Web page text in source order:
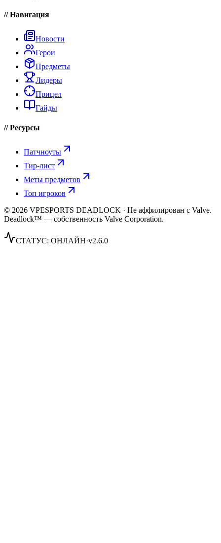
// Навигация
Новости
Герои
Предметы
Лидеры
Прицел
Гайды
// Ресурсы
Патчноуты
Тир-лист
Меты предметов
Топ игроков
© 2026 VPESPORTS DEADLOCK · Не аффилирован с Valve.
Deadlock™ — собственность Valve Corporation.
СТАТУС: ОНЛАЙН·v2.6.0